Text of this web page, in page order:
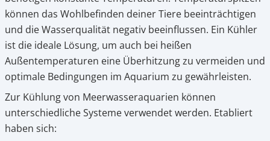
können das Wohlbefinden deiner Tiere beeinträchtigen
und die Wasserqualität negativ beeinflussen. Ein Kühler
ist die ideale Lösung, um auch bei heißen
Außentemperaturen eine Überhitzung zu vermeiden und
optimale Bedingungen im Aquarium zu gewährleisten.
Zur Kühlung von Meerwasseraquarien können
unterschiedliche Systeme verwendet werden. Etabliert
haben sich: